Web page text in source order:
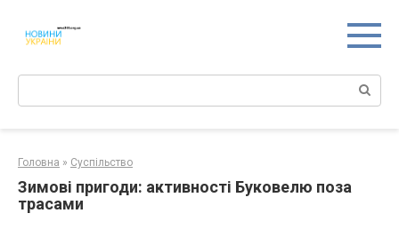
контенту
Поиск:
Головна » Суспільство
Зимові пригоди: активності Буковелю поза
трасами